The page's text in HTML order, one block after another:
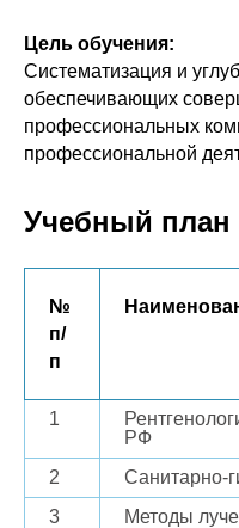
Цель обучения:
Систематизация и
обеспечивающих
профессиональных
профессиональной
Учебный план
№
п/
п
1
РФ
2
Санитарно-
3
Методы